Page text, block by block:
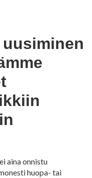
aina onnistu
huopa- tai